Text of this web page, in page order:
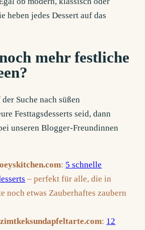
heben jedes Dessert auf das
mehr festliche
Suche nach süßen
Festtagsdesserts seid, dann
unseren Blogger-Freundinnen
: 5 schnelle
– perfekt für alle, die in
noch etwas Zauberhaftes zaubern
: 12